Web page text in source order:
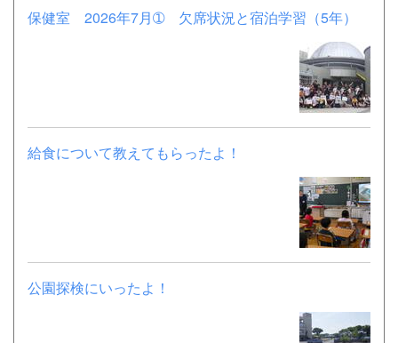
保健室 2026年7月➀ 欠席状況と宿泊学習（5年）
給食について教えてもらったよ！
公園探検にいったよ！